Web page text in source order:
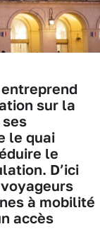
sur la
le quai
le
D’ici
à mobilité
accès